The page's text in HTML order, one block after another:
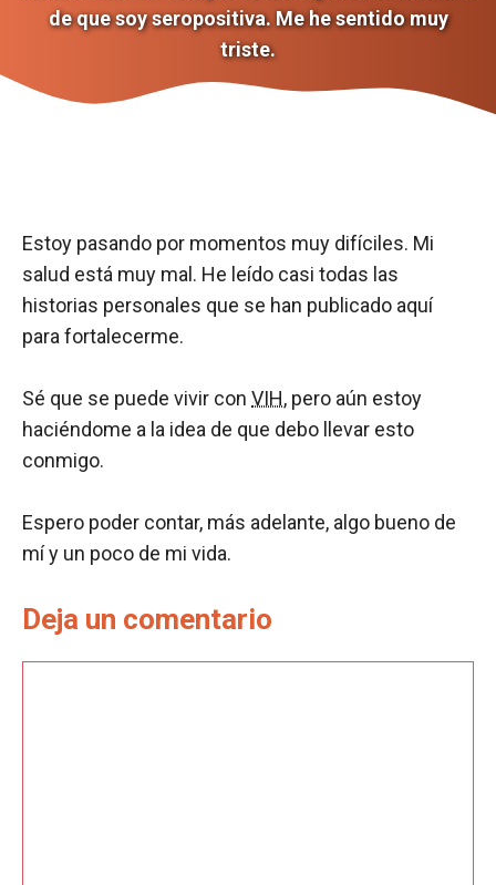
de que soy seropositiva. Me he sentido muy
triste.
Estoy pasando por momentos muy difíciles. Mi
salud está muy mal. He leído casi todas las
historias personales que se han publicado aquí
para fortalecerme.
Sé que se puede vivir con VIH, pero aún estoy
haciéndome a la idea de que debo llevar esto
conmigo.
Espero poder contar, más adelante, algo bueno de
mí y un poco de mi vida.
Deja un comentario